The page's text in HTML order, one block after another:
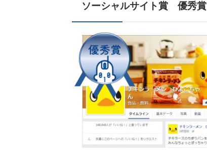
ソーシャルサイト賞 優秀賞